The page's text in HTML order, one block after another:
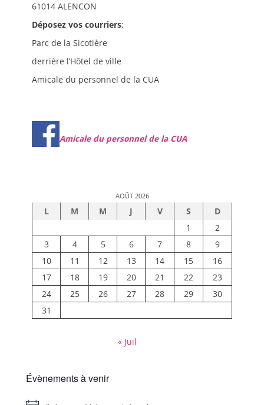
61014 ALENCON
Déposez vos courriers:
Parc de la Sicotière
derrière l’Hôtel de ville
Amicale du personnel de la CUA
Amicale du personnel de la CUA
AOÛT 2026
L M M J V S
D
1
2
3
4 5 6 7 8
9
10
11 12 13 14 15
16
17
18 19 20 21 22
23
24
25 26 27 28 29
30
31
« Juil
Évènements à venir